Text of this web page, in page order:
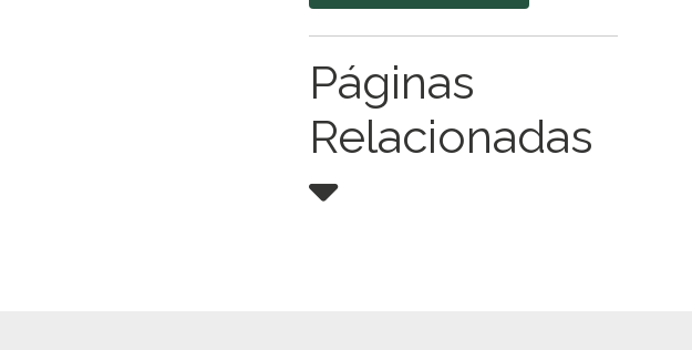
Páginas
Relacionadas